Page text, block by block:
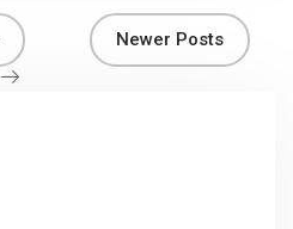
Newer Posts